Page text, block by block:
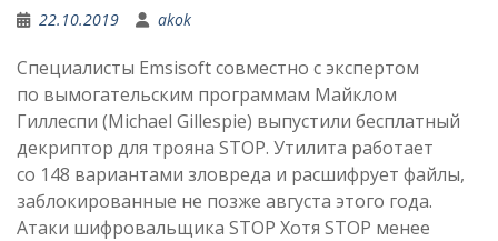
22.10.2019 akok
Специалисты Emsisoft совместно с экспертом
по вымогательским программам Майклом
Гиллеспи (Michael Gillespie) выпустили бесплатный
декриптор для трояна STOP. Утилита работает
со 148 вариантами зловреда и расшифрует файлы,
заблокированные не позже августа этого года.
Атаки шифровальщика STOP Хотя STOP менее